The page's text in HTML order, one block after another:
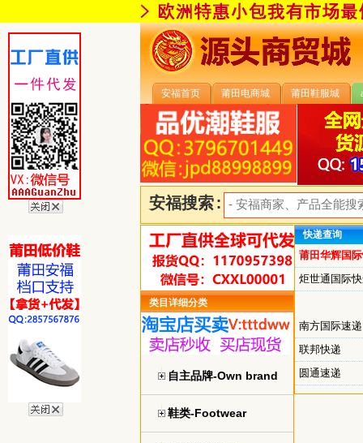
安福首页 莆田电商城 莆田鞋服城
安福搜索:
类目详细分类
自主品牌-Own brand
鞋类-Footwear
快递查询
莆田华辉国
炬世通国际
南方国际速
联邦快递
圆通速递